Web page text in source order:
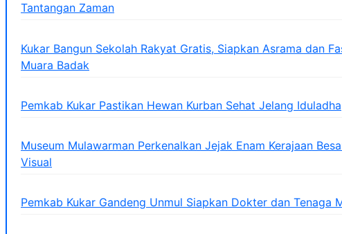
Tantangan Zaman
Kukar Bangun Sekolah Rakyat Gratis, Siapkan Asrama dan
Muara Badak
Pemkab Kukar Pastikan Hewan Kurban Sehat Jelang Iduladha
Museum Mulawarman Perkenalkan Jejak Enam Kerajaan
Visual
Pemkab Kukar Gandeng Unmul Siapkan Dokter dan Tenaga